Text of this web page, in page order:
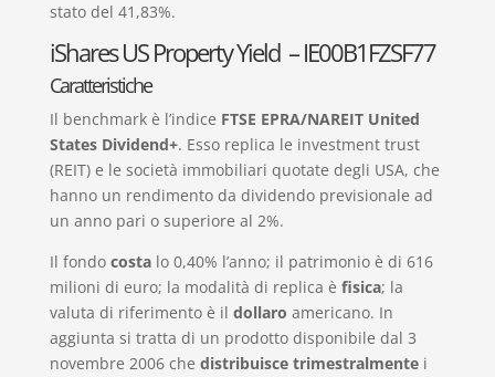
stato del 41,83%.
iShares US Property Yield – IE00B1FZSF77
Caratteristiche
Il benchmark è l’indice FTSE EPRA/NAREIT United
States Dividend+. Esso replica le investment trust
(REIT) e le società immobiliari quotate degli USA, che
hanno un rendimento da dividendo previsionale ad
un anno pari o superiore al 2%.
Il fondo costalo 0,40% l’anno; il patrimonio è di 616
milioni di euro; la modalità di replica è fisica; la
valuta di riferimento è il dollaro americano. In
aggiunta si tratta di un prodotto disponibile dal 3
novembre 2006 che distribuisce trimestralmentei